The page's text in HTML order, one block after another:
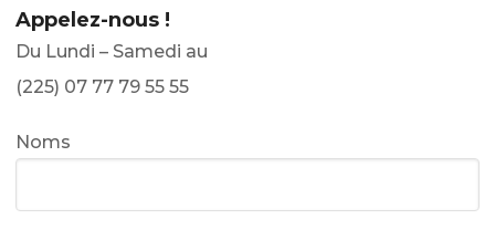
Appelez-nous !
Du Lundi – Samedi au
(225) 07 77 79 55 55
Noms